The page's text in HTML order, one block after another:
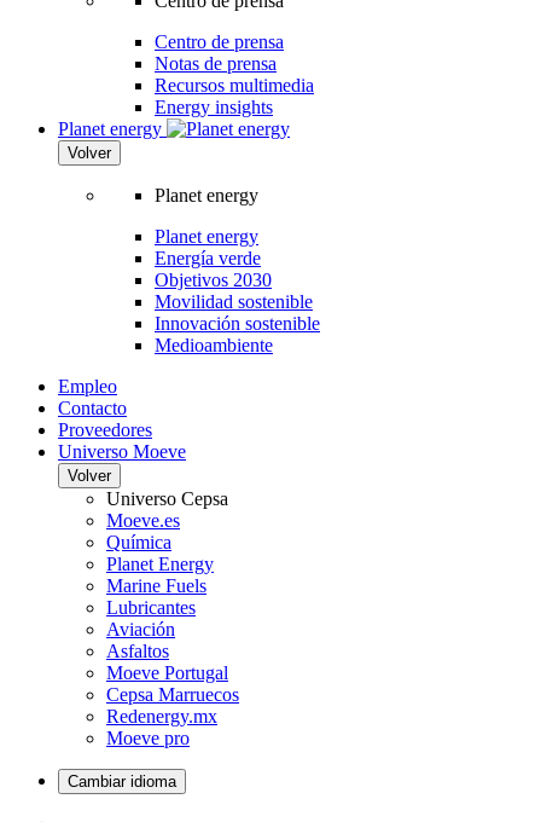
Centro de prensa
Notas de prensa
Recursos multimedia
Energy insights
Planet energy
Volver
Planet energy
Planet energy
Energía verde
Objetivos 2030
Movilidad sostenible
Innovación sostenible
Medioambiente
Empleo
Contacto
Proveedores
Universo Moeve
Volver
Universo Cepsa
Moeve.es
Química
Planet Energy
Marine Fuels
Lubricantes
Aviación
Asfaltos
Moeve Portugal
Cepsa Marruecos
Redenergy.mx
Moeve pro
Cambiar idioma